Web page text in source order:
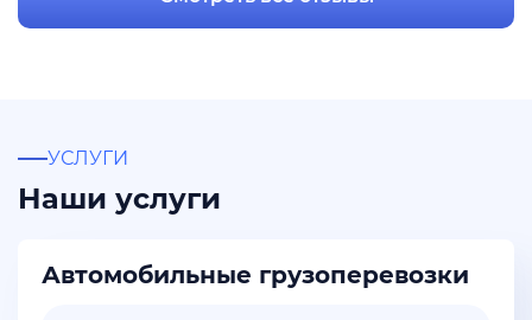
УСЛУГИ
Наши услуги
Автомобильные грузоперевозки